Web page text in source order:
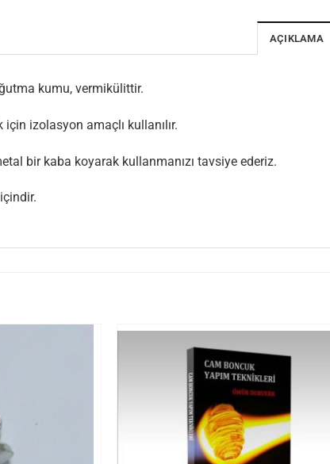
AÇIKLAMA
kumu, vermikülittir.
için izolasyon amaçlı kullanılır.
bir kaba koyarak kullanmanızı tavsiye ederiz.